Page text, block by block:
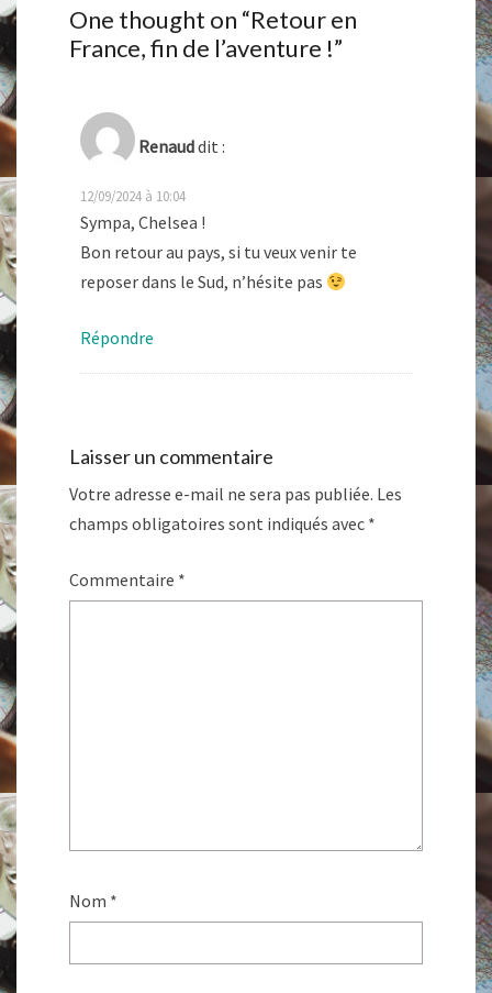
One thought on “Retour en
France, fin de l’aventure !”
Renauddit :
12/09/2024 à 10:04
Sympa, Chelsea !
Bon retour au pays, si tu veux venir te
reposer dans le Sud, n’hésite pas
Répondre
Laisser un commentaire
Votre adresse e-mail ne sera pas publiée. Les
champs obligatoires sont indiqués avec *
Commentaire *
Nom *